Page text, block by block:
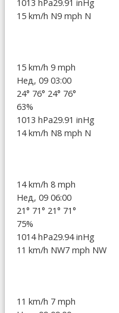
1013 hPa29.91 inHg
15 km/h N9 mph N
15 km/h 9 mph
Нед, 09 03:00
24° 76° 24° 76°
63%
1013 hPa29.91 inHg
14 km/h N8 mph N
14 km/h 8 mph
Нед, 09 06:00
21° 71° 21° 71°
75%
1014 hPa29.94 inHg
11 km/h NW7 mph NW
11 km/h 7 mph